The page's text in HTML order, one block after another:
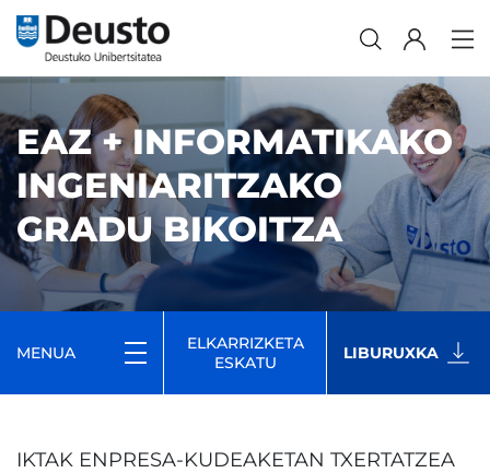
EAZ + INFORMATIKAKO
INGENIARITZAKO
GRADU BIKOITZA
MENUA
ELKARRIZKETA
ESKATU
LIBURUXKA
IKTAK ENPRESA-KUDEAKETAN TXERTATZEA